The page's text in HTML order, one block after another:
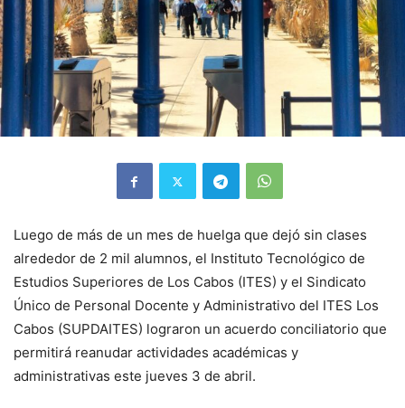
Luego de más de un mes de huelga que dejó sin clases
alrededor de 2 mil alumnos, el Instituto Tecnológico de
Estudios Superiores de Los Cabos (ITES) y el Sindicato
Único de Personal Docente y Administrativo del ITES Los
Cabos (SUPDAITES) lograron un acuerdo conciliatorio que
permitirá reanudar actividades académicas y
administrativas este jueves 3 de abril.